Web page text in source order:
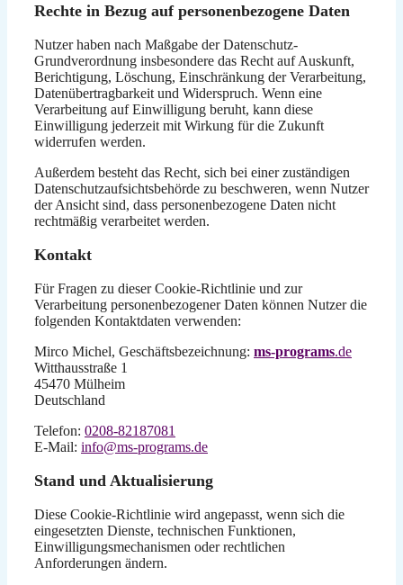
Rechte in Bezug auf personenbezogene Daten
Nutzer haben nach Maßgabe der Datenschutz-
Grundverordnung insbesondere das Recht auf Auskunft,
Berichtigung, Löschung, Einschränkung der Verarbeitung,
Datenübertragbarkeit und Widerspruch. Wenn eine
Verarbeitung auf Einwilligung beruht, kann diese
Einwilligung jederzeit mit Wirkung für die Zukunft
widerrufen werden.
Außerdem besteht das Recht, sich bei einer zuständigen
Datenschutzaufsichtsbehörde zu beschweren, wenn Nutzer
der Ansicht sind, dass personenbezogene Daten nicht
rechtmäßig verarbeitet werden.
Kontakt
Für Fragen zu dieser Cookie-Richtlinie und zur
Verarbeitung personenbezogener Daten können Nutzer die
folgenden Kontaktdaten verwenden:
Mirco Michel, Geschäftsbezeichnung: ms-programs.de
Witthausstraße 1
45470 Mülheim
Deutschland
Telefon: 0208-82187081
E-Mail: info@ms-programs.de
Stand und Aktualisierung
Diese Cookie-Richtlinie wird angepasst, wenn sich die
eingesetzten Dienste, technischen Funktionen,
Einwilligungsmechanismen oder rechtlichen
Anforderungen ändern.